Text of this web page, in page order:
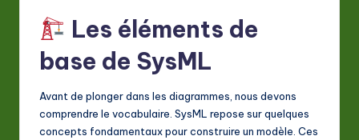
Les éléments de
base de SysML
Avant de plonger dans les diagrammes, nous devons
comprendre le vocabulaire. SysML repose sur quelques
concepts fondamentaux pour construire un modèle. Ces